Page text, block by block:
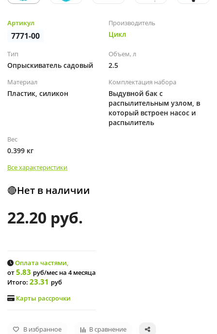
Артикул
7771-00
Производитель
Цикл
Тип
Опрыскиватель садовый
Объем, л
2.5
Материал
Пластик, силикон
Комплектация набора
Выдувной бак с
распылительным узлом, в
который встроен насос и
распылитель
Вес
0.399 кг
Все характеристики
🔴Нет в наличии
22.20 руб.
Оплата частями,
от5.83 руб/мес на 4 месяца
Итого: 23.31 руб
Карты рассрочки
В избранное В сравнение